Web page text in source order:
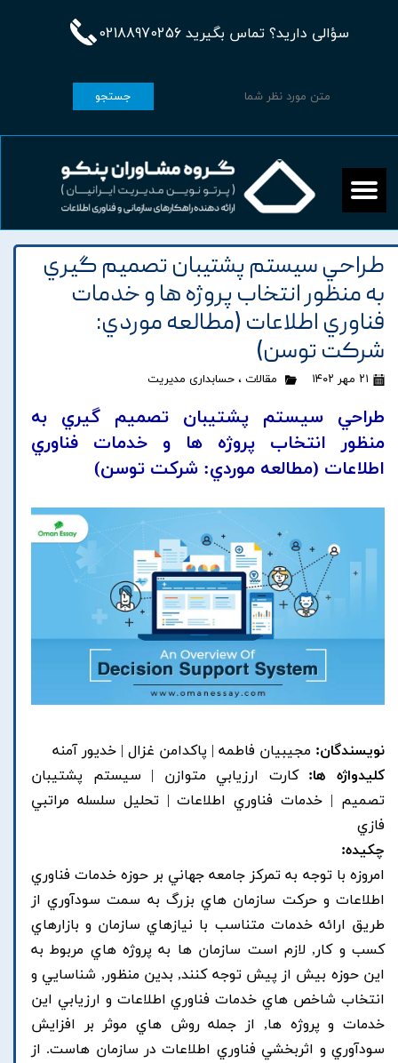
سؤالی دارید؟ تماس بگیرید 02188970256
جستجو
طراحي سيستم پشتيبان تصميم گيري
به منظور انتخاب پروژه ها و خدمات
فناوري اطلاعات (مطالعه موردي:
شرکت توسن)
۲۱ مهر ۱۴۰۲ مقالات ، حسابداری مدیریت
طراحي سيستم پشتيبان تصميم گيري به
منظور انتخاب پروژه ها و خدمات فناوري
اطلاعات (مطالعه موردي: شرکت توسن)
نویسندگان: مجيبيان فاطمه | پاکدامن غزال | خديور آمنه
کلیدواژه ها: کارت ارزيابي متوازن | سيستم پشتيبان
تصميم | خدمات فناوري اطلاعات | تحليل سلسله مراتبي
فازي
چکیده:
امروزه با توجه به تمرکز جامعه جهاني بر حوزه خدمات فناوري
اطلاعات و حرکت سازمان هاي بزرگ به سمت سودآوري از
طريق ارائه خدمات متناسب با نيازهاي سازمان و بازارهاي
کسب و کار, لازم است سازمان ها به پروژه هاي مربوط به
اين حوزه بيش از پيش توجه کنند, بدين منظور, شناسايي و
انتخاب شاخص هاي خدمات فناوري اطلاعات و ارزيابي اين
خدمات و پروژه ها, از جمله روش هاي موثر بر افزايش
سودآوري و اثربخشي فناوري اطلاعات در سازمان هاست. از